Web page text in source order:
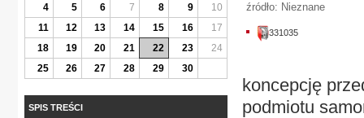
źródło: Nieznane
331035
koncepcję
podmiotu
4
5 6 7 8 9
10
11
12 13 14 15 16
17
18
19 20 21 22 23
24
25
26 27 28 29 30
SPIS TREŚCI